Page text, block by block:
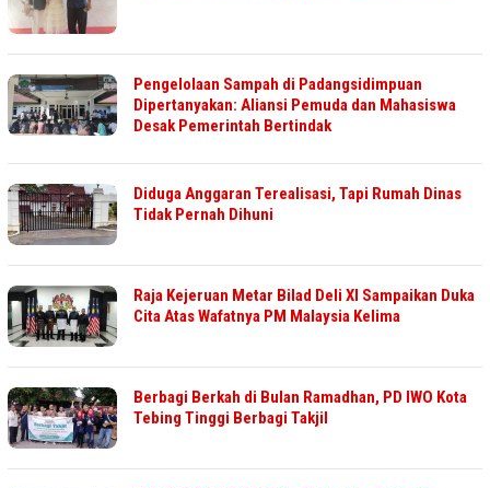
Pengelolaan Sampah di Padangsidimpuan
Dipertanyakan: Aliansi Pemuda dan Mahasiswa
Desak Pemerintah Bertindak
Diduga Anggaran Terealisasi, Tapi Rumah Dinas
Tidak Pernah Dihuni
Raja Kejeruan Metar Bilad Deli XI Sampaikan Duka
Cita Atas Wafatnya PM Malaysia Kelima
Berbagi Berkah di Bulan Ramadhan, PD IWO Kota
Tebing Tinggi Berbagi Takjil